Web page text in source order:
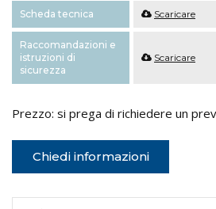
Scheda tecnica Scaricare
Raccomandazioni e
istruzioni di
sicurezza
Scaricare
Prezzo: si prega di richiedere un
Chiedi informazioni